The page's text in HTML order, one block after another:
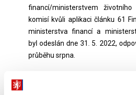
financí/ministerstvem
komisí kvůli aplikaci článku 61
ministerstva financí a
byl odeslán dne 31. 5. 2022,
průběhu srpna.
Odpověď: